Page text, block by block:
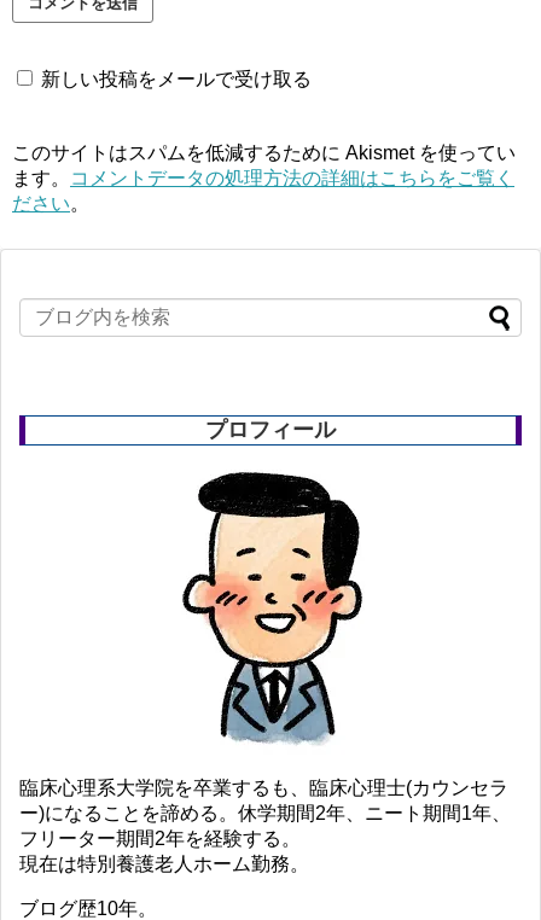
新しい投稿をメールで受け取る
このサイトはスパムを低減するために Akismet を使ってい
ます。
コメントデータの処理方法の詳細はこちらをご覧く
ださい。
プロフィール
臨床心理系大学院を卒業するも、臨床心理士(カウンセラ
ー)になることを諦める。休学期間2年、ニート期間1年、
フリーター期間2年を経験する。
現在は特別養護老人ホーム勤務。
ブログ歴10年。